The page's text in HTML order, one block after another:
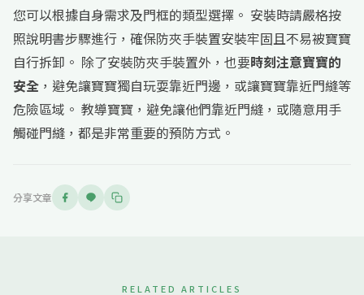
您可以根據自身需求及門框的類型選擇。 安裝時請嚴格按
照說明書步驟進行，確保防夾手裝置安裝牢固且不易被寶寶
自行拆卸。 除了安裝防夾手裝置外，也要時刻注意寶寶的
安全 ，避免讓寶寶獨自玩耍靠近門邊，或讓寶寶靠近門縫等
危險區域。 教導寶寶，避免讓他們靠近門縫，或隨意用手
觸碰門縫，都是非常重要的預防方式。
分享文章
RELATED ARTICLES